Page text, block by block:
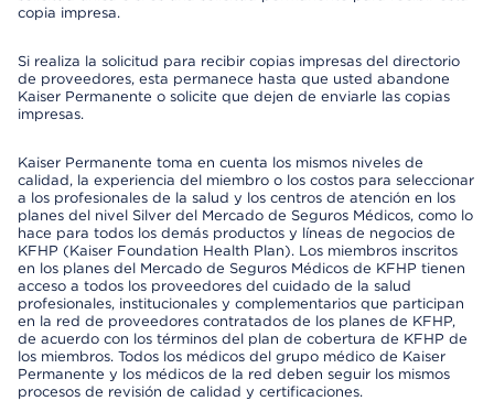
copia impresa.
Si realiza la solicitud para recibir copias impresas del directorio
de proveedores, esta permanece hasta que usted abandone
Kaiser Permanente o solicite que dejen de enviarle las copias
impresas.
Kaiser Permanente toma en cuenta los mismos niveles de
calidad, la experiencia del miembro o los costos para seleccionar
a los profesionales de la salud y los centros de atención en los
planes del nivel Silver del Mercado de Seguros Médicos, como lo
hace para todos los demás productos y líneas de negocios de
KFHP (Kaiser Foundation Health Plan). Los miembros inscritos
en los planes del Mercado de Seguros Médicos de KFHP tienen
acceso a todos los proveedores del cuidado de la salud
profesionales, institucionales y complementarios que participan
en la red de proveedores contratados de los planes de KFHP,
de acuerdo con los términos del plan de cobertura de KFHP de
los miembros. Todos los médicos del grupo médico de Kaiser
Permanente y los médicos de la red deben seguir los mismos
procesos de revisión de calidad y certificaciones.